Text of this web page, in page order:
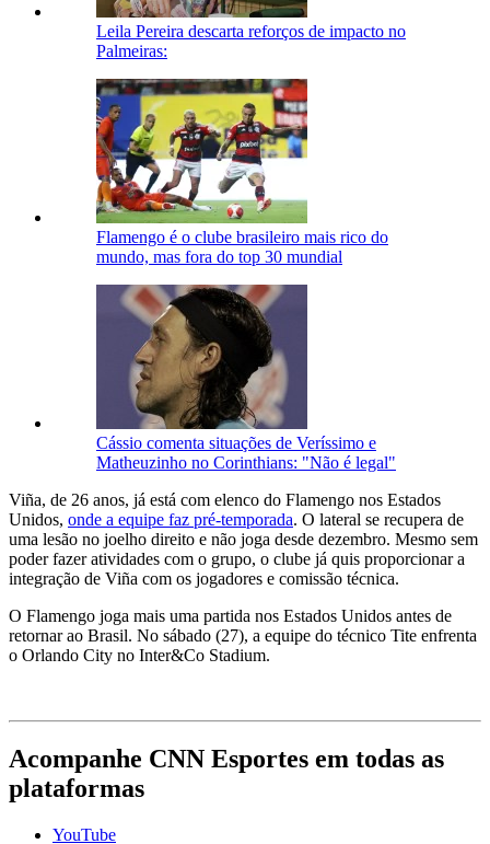
Leila Pereira descarta reforços de impacto no
Palmeiras:
Flamengo é o clube brasileiro mais rico do
mundo, mas fora do top 30 mundial
Cássio comenta situações de Veríssimo e
Matheuzinho no Corinthians: "Não é legal"
Viña, de 26 anos, já está com elenco do Flamengo nos Estados
Unidos, onde a equipe faz pré-temporada. O lateral se recupera de
uma lesão no joelho direito e não joga desde dezembro. Mesmo sem
poder fazer atividades com o grupo, o clube já quis proporcionar a
integração de Viña com os jogadores e comissão técnica.
O Flamengo joga mais uma partida nos Estados Unidos antes de
retornar ao Brasil. No sábado (27), a equipe do técnico Tite enfrenta
o Orlando City no Inter&Co Stadium.
Acompanhe CNN Esportes em todas as
plataformas
YouTube